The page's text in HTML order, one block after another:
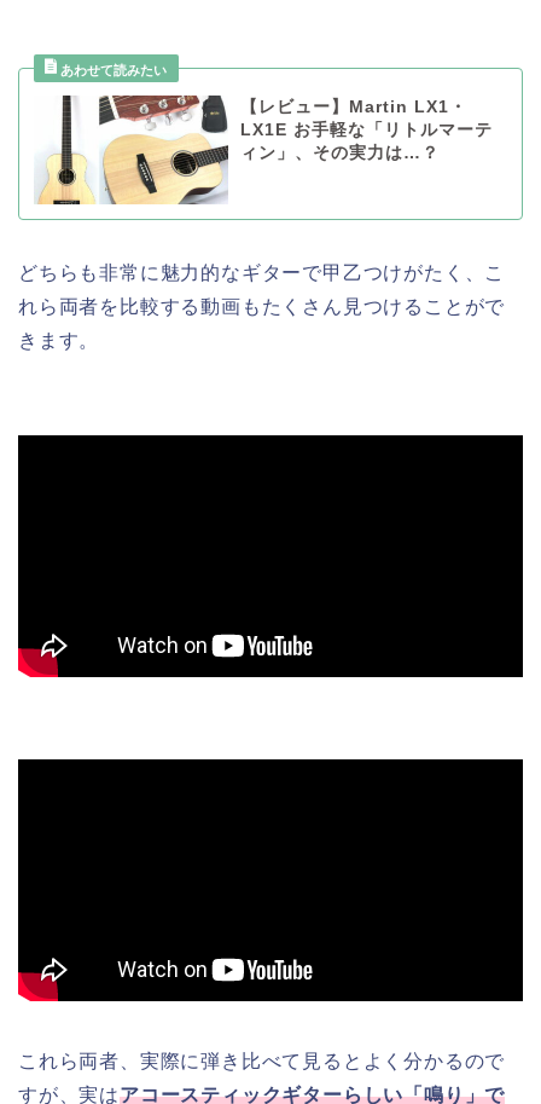
【レビュー】Martin LX1・
LX1E お手軽な「リトルマーテ
ィン」、その実力は…？
どちらも非常に魅力的なギターで甲乙つけがたく、こ
れら両者を比較する動画もたくさん見つけることがで
きます。
これら両者、実際に弾き比べて見るとよく分かるので
すが、実はアコースティックギターらしい「鳴り」で